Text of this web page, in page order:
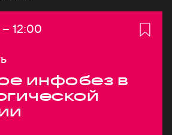
– Конец:
12:00
инфобез в